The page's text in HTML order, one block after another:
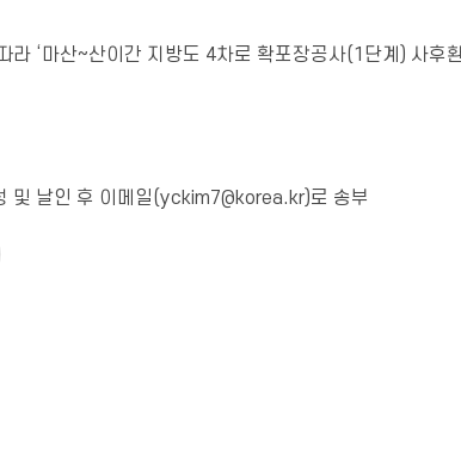
‘마산~산이간 지방도 4차로 확포장공사(1단계) 사후
및 날인 후 이메일(yckim7@korea.kr)로 송부